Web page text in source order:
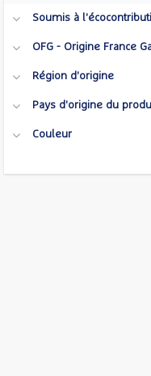
Soumis à
OFG - Origine France
Région d'origine
Pays d'origine du
Couleur